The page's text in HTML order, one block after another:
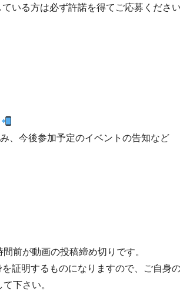
いる方は必ず許諾を得てご応募ください
、今後参加予定のイベントの告知など
前が動画の投稿締め切りです。
証明するものになりますので、ご自身
下さい。